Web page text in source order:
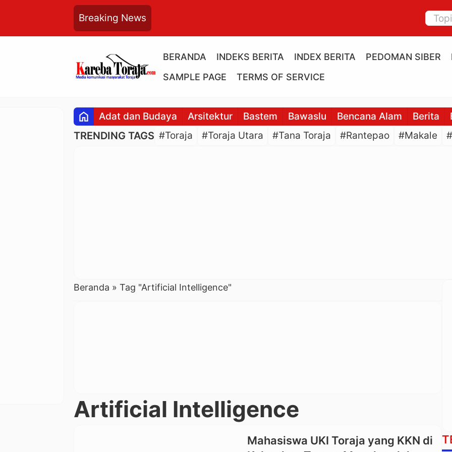
Breaking News
BERANDA INDEKS BERITA INDEX BERITA PEDOMAN SIBER
SAMPLE PAGE
TERMS OF SERVICE
home Adat dan Budaya Arsitektur Bastem Bawaslu Bencana Alam Berita
TRENDING TAGS #Toraja #Toraja Utara #Tana Toraja #Rantepao #Makale
Beranda » Tag "Artificial Intelligence"
Artificial Intelligence
Mahasiswa UKI Toraja yang KKN di